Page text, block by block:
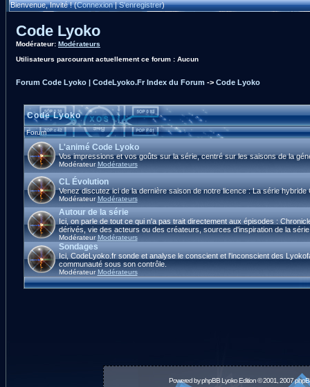
Bienvenue, Invité ! (Connexion|S'enregistrer)
Code Lyoko
Modérateur: Modérateurs
Utilisateurs parcourant actuellement ce forum : Aucun
Forum Code Lyoko | CodeLyoko.Fr Index du Forum -> Code Lyoko
Code Lyoko
Forum
L'animé Code Lyoko
Vos impressions et vos goûts sur la série, centré sur les saisons de la
ModérateurModérateurs
CL Évolution
Venez discutez ici de la dernière saison de notre licence : La série hybride
ModérateurModérateurs
Autour de la série
Ici, on parle de tout ce qui n'a pas trait directement aux épisodes :
dérivés, vie des acteurs ou des créateurs, sources d'inspiration de la
ModérateurModérateurs
Sondages
Ici, CodeLyoko.fr sonde et analyse le conscient et l'inconscient des
communauté sous son contrôle.
ModérateurModérateurs
Powered byphpBBLyoko Edition © 2001, 2007